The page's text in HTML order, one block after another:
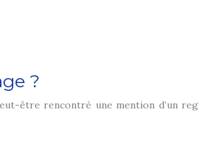
?
être rencontré une mention d’un